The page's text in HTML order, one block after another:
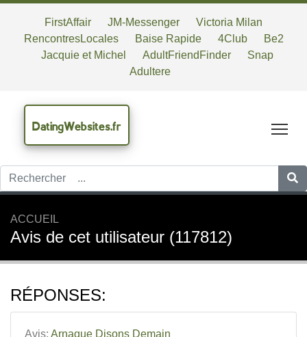
FirstAffair JM-Messenger
Victoria Milan
RencontresLocales
Baise Rapide 4Club
Be2
Jacquie et Michel
AdultFriendFinder
Snap
Adultere
DatingWebsites.fr
ACCUEIL
Avis de cet utilisateur (117812)
RÉPONSES:
Avis: Arnaque Disons Demain